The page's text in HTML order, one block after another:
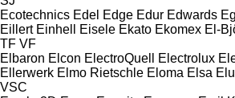
Ecotechnics Edel Edge Edur Edwards
Eillert Einhell Eisele Ekato Ekomex El-
TF VF
Elbaron Elcon ElectroQuell Electrolux
Ellerwerk Elmo Rietschle Eloma Elsa Elu
VSC